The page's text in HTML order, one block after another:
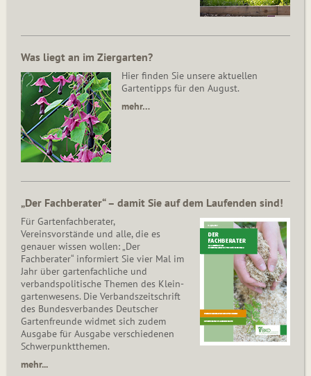
Was liegt an im Ziergarten?
Hier finden Sie unsere aktuellen
Gartentipps für den August.
mehr…
„Der Fachberater“ – damit Sie auf dem Laufenden sind!
Für Gartenfachberater,
Vereinsvorstände und alle, die es
genauer wissen wollen: „Der
Fachberater“ informiert Sie vier Mal im
Jahr über gartenfachliche und
verbandspolitische Themen des Klein­
gar­ten­wesens. Die Ver­bands­zeit­schrift
des Bun­des­ver­ban­des Deutscher
Gartenfreunde widmet sich zudem
Ausgabe für Ausgabe verschiedenen
Schwer­punkt­the­men.
mehr...